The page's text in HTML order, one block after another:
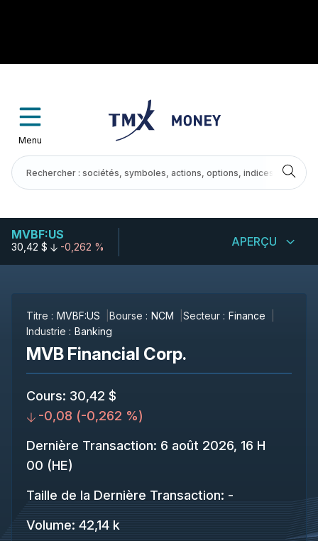
Menu
MVBF:US
30,42 $ -0,262 % APERÇU
Titre : MVBF:US Bourse : NCM Secteur : Finance
Industrie : Banking
MVB Financial Corp.
Cours: 30,42 $
-0,08 (-0,262 %)
Dernière Transaction: 6 août 2026, 16 H
00 (HE)
Taille de la Dernière Transaction: -
Volume: 42,14 k